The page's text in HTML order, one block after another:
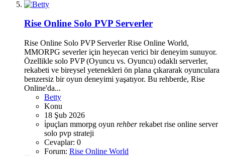
Rise Online Solo PVP Serverler
Rise Online Solo PVP Serverler Rise Online World,
MMORPG severler için heyecan verici bir deneyim sunuyor.
Özellikle solo PVP (Oyuncu vs. Oyuncu) odaklı serverler,
rekabeti ve bireysel yetenekleri ön plana çıkararak oyunculara
benzersiz bir oyun deneyimi yaşatıyor. Bu rehberde, Rise
Online'da...
Betty
Konu
18 Şub 2026
i̇puçları mmorpg oyun rehber rekabet rise online server
solo pvp strateji
Cevaplar: 0
Forum: Rise Online World